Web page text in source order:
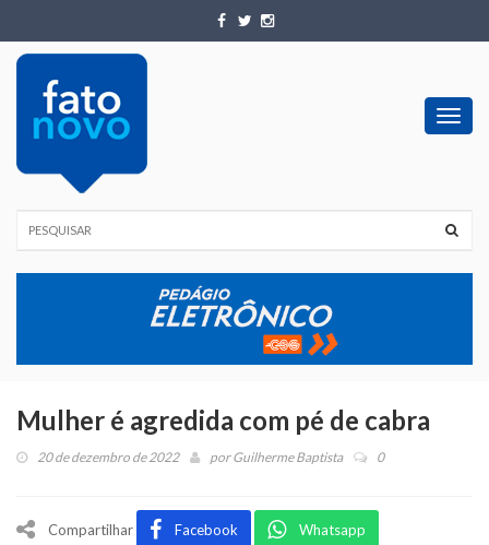
Mulher é agredida com pé de cabra
20 de dezembro de 2022 porGuilherme Baptista 0
Compartilhar Facebook Whatsapp